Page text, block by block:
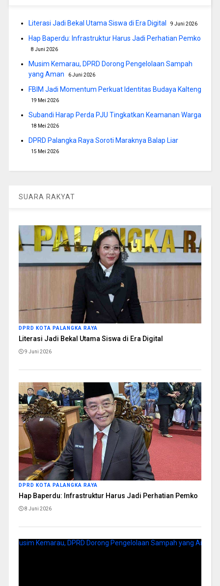
Literasi Jadi Bekal Utama Siswa di Era Digital 9 Juni 2026
Hap Baperdu: Infrastruktur Harus Jadi Perhatian Pemko
8 Juni 2026
Musim Kemarau, DPRD Dorong Pengelolaan Sampah
yang Aman
6 Juni 2026
FBIM Jadi Momentum Perkuat Identitas Budaya Kalteng
19 Mei 2026
Subandi Harap Perda PJU Tingkatkan Keamanan Warga
18 Mei 2026
DPRD Palangka Raya Soroti Maraknya Balap Liar
15 Mei 2026
SUARA RAKYAT
DPRD KOTA PALANGKA RAYA
Literasi Jadi Bekal Utama Siswa di Era Digital
9 Juni 2026
DPRD KOTA PALANGKA RAYA
Hap Baperdu: Infrastruktur Harus Jadi Perhatian Pemko
8 Juni 2026